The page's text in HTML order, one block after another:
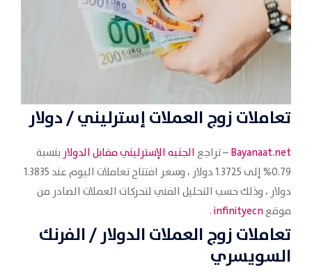
تعاملات زوج العملاتإسترليني / دولار
Bayanaat.net– تراجعالجنيه الإسترليني مقابل الدولار بنسبة
0.79% إلى 1.3725 دولار ، وسعر افتتاح تعاملات اليوم عند 1.3835
دولار ، وذلك حسب التحليل الفني لتحركات العملات الصادر من
موقعinfinityecn
.
تعاملات زوج العملاتالدولار / الفرنك
السويسري